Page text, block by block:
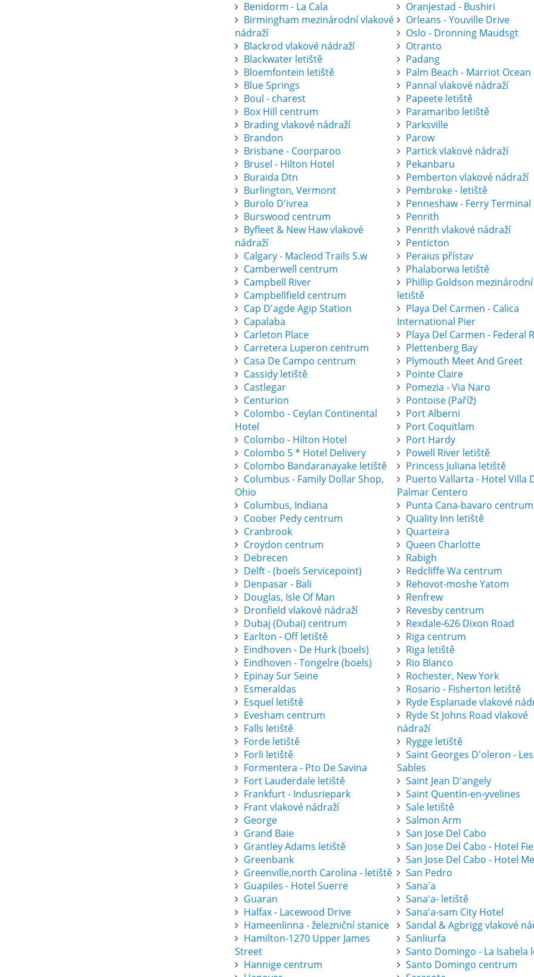
Benidorm - La Cala
Birmingham mezinárodní vlakové
nádraží
Blackrod vlakové nádraží
Blackwater letiště
Bloemfontein letiště
Blue Springs
Boul - charest
Box Hill centrum
Brading vlakové nádraží
Brandon
Brisbane - Coorparoo
Brusel - Hilton Hotel
Buraida Dtn
Burlington, Vermont
Burolo D'ivrea
Burswood centrum
Byfleet & New Haw vlakové
nádraží
Calgary - Macleod Trails S.w
Camberwell centrum
Campbell River
Campbellfield centrum
Cap D'agde Agip Station
Capalaba
Carleton Place
Carretera Luperon centrum
Casa De Campo centrum
Cassidy letiště
Castlegar
Centurion
Colombo - Ceylan Continental
Hotel
Colombo - Hilton Hotel
Colombo 5 * Hotel Delivery
Colombo Bandaranayake letiště
Columbus - Family Dollar Shop,
Ohio
Columbus, Indiana
Coober Pedy centrum
Cranbrook
Croydon centrum
Debrecen
Delft - (boels Servicepoint)
Denpasar - Bali
Douglas, Isle Of Man
Dronfield vlakové nádraží
Dubaj (Dubai) centrum
Earlton - Off letiště
Eindhoven - De Hurk (boels)
Eindhoven - Tongelre (boels)
Epinay Sur Seine
Esmeraldas
Esquel letiště
Evesham centrum
Falls letiště
Forde letiště
Forli letiště
Formentera - Pto De Savina
Fort Lauderdale letiště
Frankfurt - Indusriepark
Frant vlakové nádraží
George
Grand Baie
Grantley Adams letiště
Greenbank
Greenville,north Carolina - letiště
Guapiles - Hotel Suerre
Guaran
Halfax - Lacewood Drive
Hameenlinna - železniční stanice
Hamilton-1270 Upper James
Street
Hannige centrum
Oranjestad - Bushiri
Orleans - Youville Drive
Oslo - Dronning Maudsgt
Otranto
Padang
Palm Beach - Marriot Ocean
Pannal vlakové nádraží
Papeete letiště
Paramaribo letiště
Parksville
Parow
Partick vlakové nádraží
Pekanbaru
Pemberton vlakové nádraží
Pembroke - letiště
Penneshaw - Ferry Terminal
Penrith
Penrith vlakové nádraží
Penticton
Peraius přístav
Phalaborwa letiště
Phillip Goldson mezinárodní
letiště
Playa Del Carmen - Calica
International Pier
Playa Del Carmen - Federal
Plettenberg Bay
Plymouth Meet And Greet
Pointe Claire
Pomezia - Via Naro
Pontoise (Paříž)
Port Alberni
Port Coquitlam
Port Hardy
Powell River letiště
Princess Juliana letiště
Puerto Vallarta - Hotel Villa
Palmar Centero
Punta Cana-bavaro centrum
Quality Inn letiště
Quarteira
Queen Charlotte
Rabigh
Redcliffe Wa centrum
Rehovot-moshe Yatom
Renfrew
Revesby centrum
Rexdale-626 Dixon Road
Riga centrum
Riga letiště
Rio Blanco
Rochester, New York
Rosario - Fisherton letiště
Ryde Esplanade vlakové
Ryde St Johns Road vlakové
nádraží
Rygge letiště
Saint Georges D'oleron - Les
Sables
Saint Jean D'angely
Saint Quentin-en-yvelines
Sale letiště
Salmon Arm
San Jose Del Cabo
San Jose Del Cabo - Hotel
San Jose Del Cabo - Hotel
San Pedro
Sana'a
Sana'a- letiště
Sana'a-sam City Hotel
Sandal & Agbrigg vlakové
Sanliurfa
Santo Domingo - La Isabela
Santo Domingo centrum